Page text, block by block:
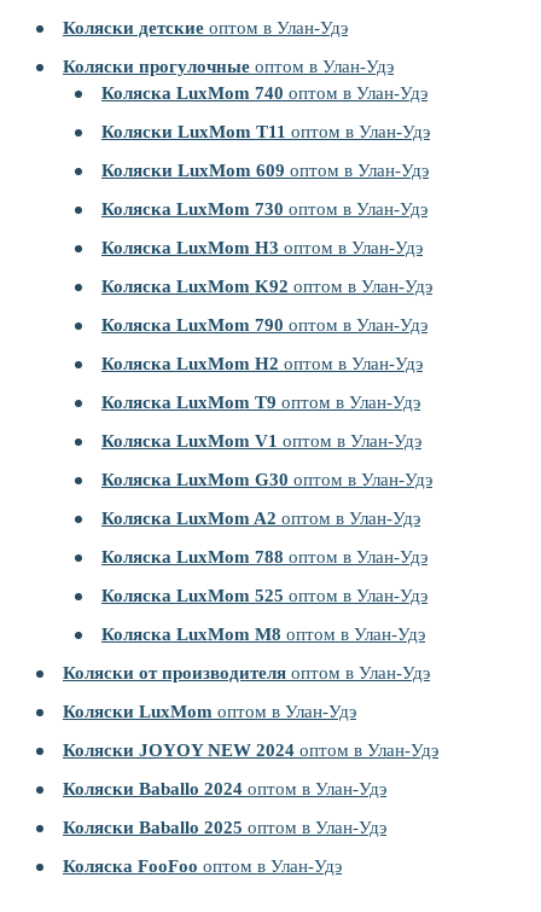
Коляски детские оптом в Улан-Удэ
Коляски прогулочные оптом в Улан-Удэ
Коляска LuxMom 740 оптом в Улан-Удэ
Коляски LuxMom T11 оптом в Улан-Удэ
Коляски LuxMom 609 оптом в Улан-Удэ
Коляска LuxMom 730 оптом в Улан-Удэ
Коляска LuxMom H3 оптом в Улан-Удэ
Коляска LuxMom K92 оптом в Улан-Удэ
Коляска LuxMom 790 оптом в Улан-Удэ
Коляска LuxMom H2 оптом в Улан-Удэ
Коляска LuxMom T9 оптом в Улан-Удэ
Коляска LuxMom V1 оптом в Улан-Удэ
Коляска LuxMom G30 оптом в Улан-Удэ
Коляска LuxMom A2 оптом в Улан-Удэ
Коляска LuxMom 788 оптом в Улан-Удэ
Коляска LuxMom 525 оптом в Улан-Удэ
Коляска LuxMom M8 оптом в Улан-Удэ
Коляски от производителя оптом в Улан-Удэ
Коляски LuxMom оптом в Улан-Удэ
Коляски JOYOY NEW 2024 оптом в Улан-Удэ
Коляски Baballo 2024 оптом в Улан-Удэ
Коляски Baballo 2025 оптом в Улан-Удэ
Коляска FooFoo оптом в Улан-Удэ